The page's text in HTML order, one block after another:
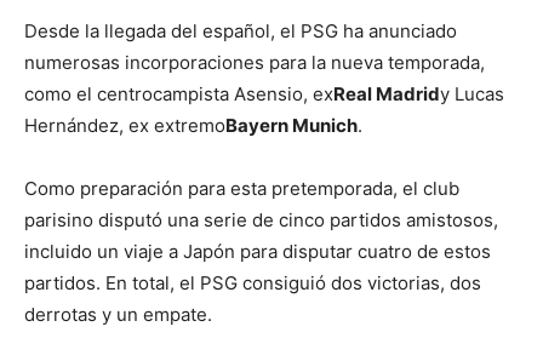
Desde la llegada del español, el PSG ha anunciado
numerosas incorporaciones para la nueva temporada,
como el centrocampista Asensio, exReal Madridy Lucas
Hernández, ex extremoBayern Munich.
Como preparación para esta pretemporada, el club
parisino disputó una serie de cinco partidos amistosos,
incluido un viaje a Japón para disputar cuatro de estos
partidos. En total, el PSG consiguió dos victorias, dos
derrotas y un empate.